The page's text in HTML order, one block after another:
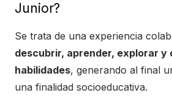
Junior?
Se trata de una experiencia
descubrir, aprender, explorar y
habilidades, generando al final
una finalidad socioeducativa.